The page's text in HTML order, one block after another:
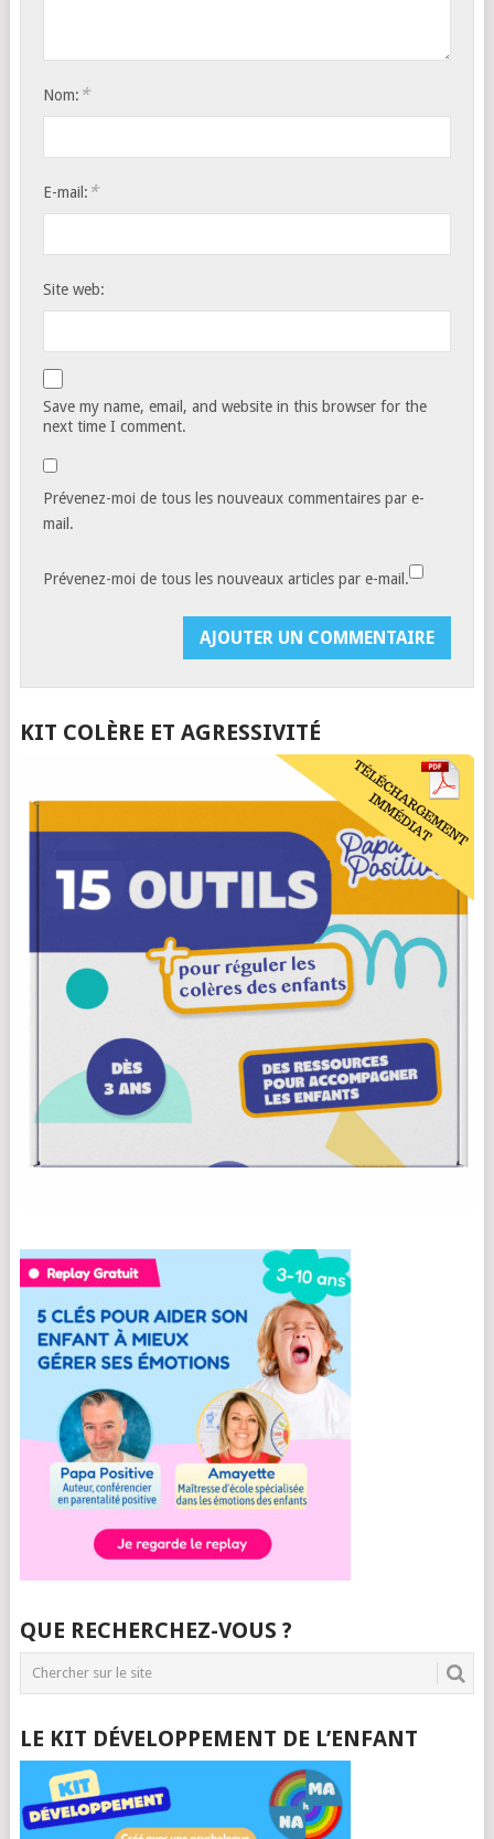
Nom: *
E-mail: *
Site web:
Save my name, email, and website in this browser for the
next time I comment.
Prévenez-moi de tous les nouveaux commentaires par e-
mail.
Prévenez-moi de tous les nouveaux articles par e-mail.
KIT COLÈRE ET AGRESSIVITÉ
QUE RECHERCHEZ-VOUS ?
LE KIT DÉVELOPPEMENT DE L’ENFANT